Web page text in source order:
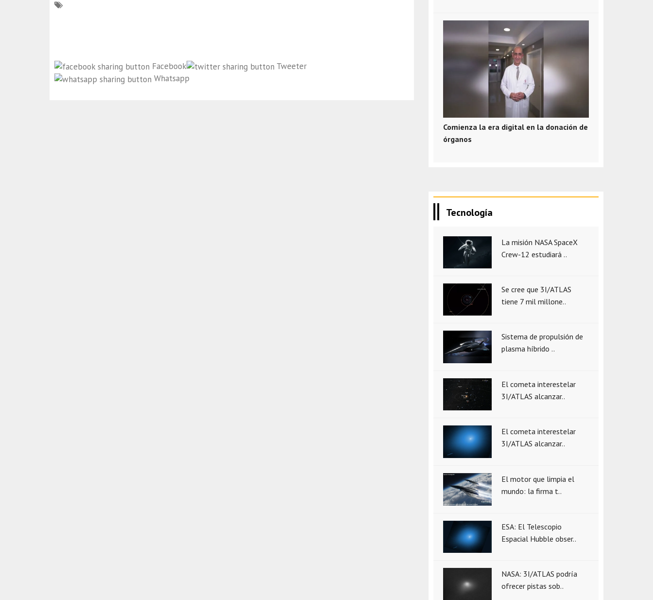
Facebook
Tweeter
Whatsapp
Comienza la era digital en la donación de
órganos
Tecnología
La misión NASA SpaceX
Crew-12 estudiará ..
Se cree que 3I/ATLAS
tiene 7 mil millone..
Sistema de propulsión de
plasma híbrido ..
El cometa interestelar
3I/ATLAS alcanzar..
El cometa interestelar
3I/ATLAS alcanzar..
El motor que limpia el
mundo: la firma t..
ESA: El Telescopio
Espacial Hubble obser..
NASA: 3I/ATLAS podría
ofrecer pistas sob..